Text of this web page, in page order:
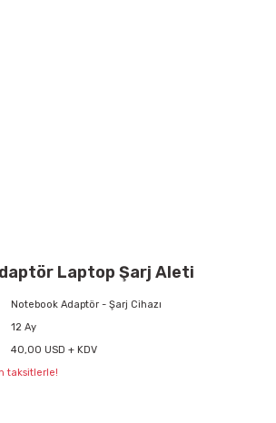
Laptop Şarj Aleti
Notebook Adaptör - Şarj Cihazı
12 Ay
40,00 USD + KDV
taksitlerle!